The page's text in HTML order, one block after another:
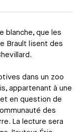
blanche, que les
Brault lisent des
dans un zoo
appartenant à une
en question de
des
La lecture sera